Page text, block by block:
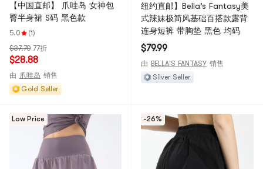
【中国直邮】 爪哇岛 女神包
臀半身裙 S码 黑色款
5.0
(1)
$37.70 77折
$28.88
由 爪哇岛 销售
Gold Seller
纽约直邮】Bella’s Fantasy美
式辣妹极简风基础百搭款露背
连身短裤 带胸垫 黑色 均码
$79.99
由 BELLA'S FANTASY 销售
Silver Seller
Low Price -26%